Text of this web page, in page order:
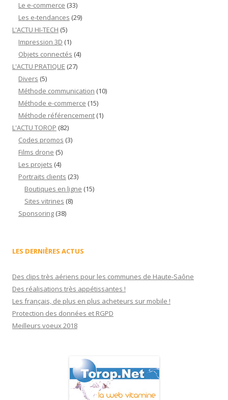
Le e-commerce (33)
Les e-tendances (29)
L'ACTU HI-TECH (5)
Impression 3D (1)
Objets connectés (4)
L'ACTU PRATIQUE (27)
Divers (5)
Méthode communication (10)
Méthode e-commerce (15)
Méthode référencement (1)
L'ACTU TOROP (82)
Codes promos (3)
Films drone (5)
Les projets (4)
Portraits clients (23)
Boutiques en ligne (15)
Sites vitrines (8)
Sponsoring (38)
LES DERNIÈRES ACTUS
Des clips très aériens pour les communes de Haute-Saône
Des réalisations très appétissantes !
Les français, de plus en plus acheteurs sur mobile !
Protection des données et RGPD
Meilleurs voeux 2018